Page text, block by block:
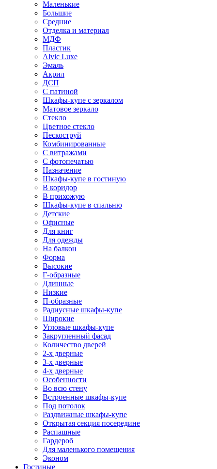
Маленькие
Большие
Средние
Отделка и материал
МДФ
Пластик
Alvic Luxe
Эмаль
Акрил
ДСП
С патиной
Шкафы-купе с зеркалом
Матовое зеркало
Стекло
Цветное стекло
Пескоструй
Комбинированные
С витражами
С фотопечатью
Назначение
Шкафы-купе в гостиную
В коридор
В прихожую
Шкафы-купе в спальню
Детские
Офисные
Для книг
Для одежды
На балкон
Форма
Высокие
Г-образные
Длинные
Низкие
П-образные
Радиусные шкафы-купе
Широкие
Угловые шкафы-купе
Закругленный фасад
Количество дверей
2-х дверные
3-х дверные
4-х дверные
Особенности
Во всю стену
Встроенные шкафы-купе
Под потолок
Раздвижные шкафы-купе
Открытая секция посередине
Распашные
Гардероб
Для маленького помещения
Эконом
Гостиные